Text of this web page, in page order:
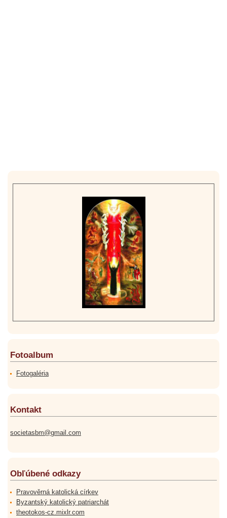
Fotoalbum
Fotogaléria
Kontakt
societasbm@gmail.com
Obľúbené odkazy
Pravověrná katolická církev
Byzantský katolický patriarchát
theotokos-cz.mixlr.com